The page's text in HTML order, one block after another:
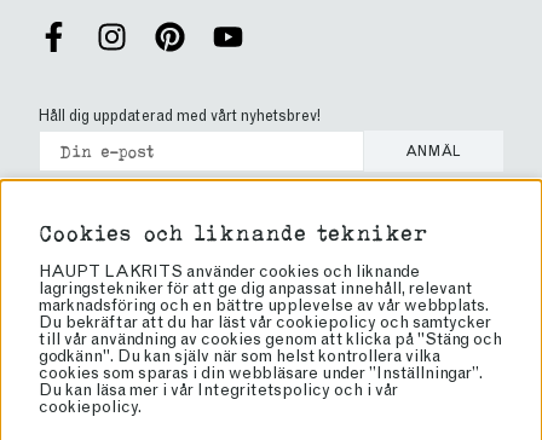
Håll dig uppdaterad med vårt nyhetsbrev!
ANMÄL
Cookies
Vanliga frågor
Brand Ambassador
Bli återförsäljare
Butiker
Om lakrits
Cookies och liknande tekniker
HAUPT LAKRITS använder cookies och liknande
lagringstekniker för att ge dig anpassat innehåll, relevant
marknadsföring och en bättre upplevelse av vår webbplats.
Du bekräftar att du har läst vår cookiepolicy och samtycker
till vår användning av cookies genom att klicka på "Stäng och
godkänn". Du kan själv när som helst kontrollera vilka
cookies som sparas i din webbläsare under ”Inställningar”.
Du kan läsa mer i vår Integritetspolicy och i vår
cookiepolicy.